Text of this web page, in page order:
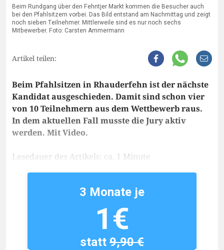
Beim Rundgang über den Fehntjer Markt kommen die Besucher auch
bei den Pfahlsitzern vorbei. Das Bild entstand am Nachmittag und zeigt
noch sieben Teilnehmer. Mittlerweile sind es nur noch sechs
Mitbewerber. Foto: Carsten Ammermann
Artikel teilen:
Beim Pfahlsitzen in Rhauderfehn ist der nächste
Kandidat ausgeschieden. Damit sind schon vier
von 10 Teilnehmern aus dem Wettbewerb raus.
In dem aktuellen Fall musste die Jury aktiv
werden. Mit Video.
Lesedauer des Artikels: ca. 1 Minute
3 Monate je
1€
statt9,90 €